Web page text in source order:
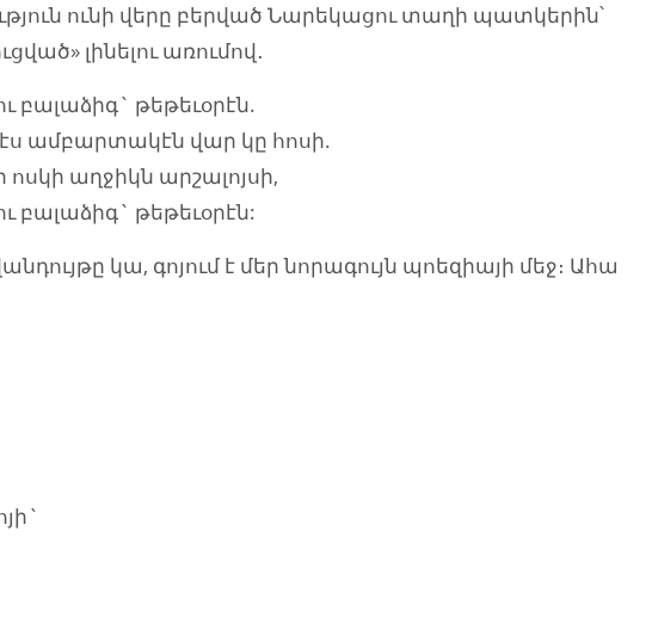
ունի վերը բերված Նարեկացու տաղի պատկերին՝
լինելու առումով․
բալաձիգ` թեթեւօրէն.
ամբարտակէն վար կը հոսի.
ոսկի աղջիկն արշալոյսի,
բալաձիգ` թեթեւօրէն:
կա, գոյում է մեր նորագույն պոեզիայի մեջ։ Ահա